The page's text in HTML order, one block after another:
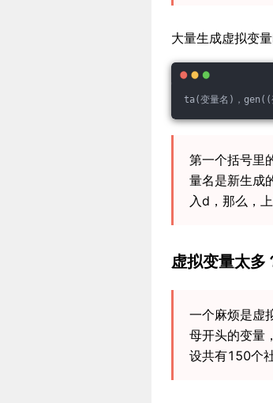
大量生成虚拟变
ta(变量名)，gen((
第一个括号里
量名是新生成
入d，那么，
虚拟变量太多
一个麻烦是虚
母开头的变量
设共有150个